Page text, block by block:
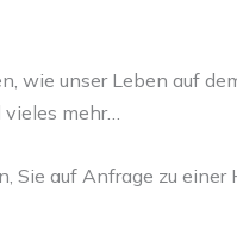
wie unser Leben auf
vieles mehr…
Sie auf Anfrage zu einer